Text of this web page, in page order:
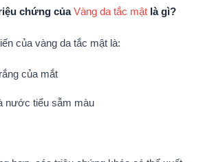
chứng củaVàng da tắc mật là gì?
của vàng da tắc mật là:
của mắt
nước tiểu sẫm màu